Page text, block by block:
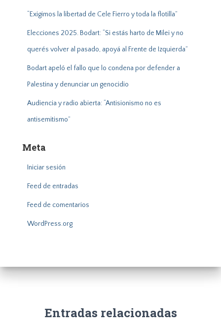
“Exigimos la libertad de Cele Fierro y toda la flotilla”
Elecciones 2025. Bodart: “Si estás harto de Milei y no
querés volver al pasado, apoyá al Frente de Izquierda”
Bodart apeló el fallo que lo condena por defender a
Palestina y denunciar un genocidio
Audiencia y radio abierta: “Antisionismo no es
antisemitismo”
Meta
Iniciar sesión
Feed de entradas
Feed de comentarios
WordPress.org
Entradas relacionadas